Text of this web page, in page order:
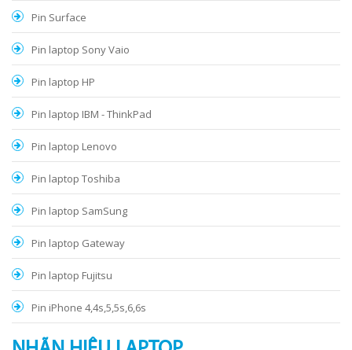
Pin Surface
Pin laptop Sony Vaio
Pin laptop HP
Pin laptop IBM - ThinkPad
Pin laptop Lenovo
Pin laptop Toshiba
Pin laptop SamSung
Pin laptop Gateway
Pin laptop Fujitsu
Pin iPhone 4,4s,5,5s,6,6s